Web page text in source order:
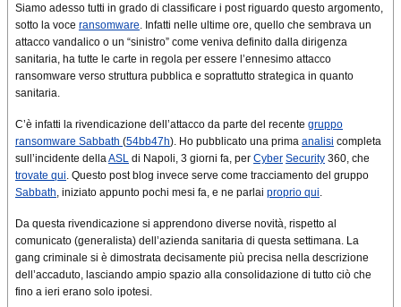
Siamo adesso tutti in grado di classificare i post riguardo questo argomento,
sotto la voce ransomware . Infatti nelle ultime ore, quello che sembrava un
attacco vandalico o un “sinistro” come veniva definito dalla dirigenza
sanitaria, ha tutte le carte in regola per essere l’ennesimo attacco
ransomware verso struttura pubblica e soprattutto strategica in quanto
sanitaria.
C’è infatti la rivendicazione dell’attacco da parte del recente gruppo
ransomware Sabbath (54bb47h). Ho pubblicato una prima analisi completa
sull’incidente della ASL di Napoli, 3 giorni fa, per Cyber Security 360, che
trovate qui . Questo post blog invece serve come tracciamento del gruppo
Sabbath , iniziato appunto pochi mesi fa, e ne parlai proprio qui
Da questa rivendicazione si apprendono diverse novità, rispetto al
comunicato (generalista) dell’azienda sanitaria di questa settimana. La
gang criminale si è dimostrata decisamente più precisa nella descrizione
dell’accaduto, lasciando ampio spazio alla consolidazione di tutto ciò che
fino a ieri erano solo ipotesi.